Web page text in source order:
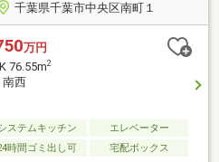
千葉県千葉市中央区南町１
万円
76.55m2
西
ステムキッチン
エレベーター
時間ゴミ出し可 宅配ボックス